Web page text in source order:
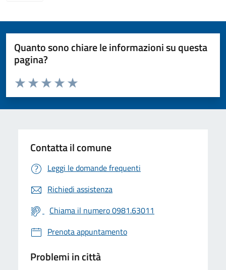
Quanto sono chiare le informazioni su questa
pagina?
Valuta da 1 a 5 stelle la pagina
Valuta 5 stelle su 5
Valuta 4 stelle su 5
Valuta 3 stelle su 5
Valuta 2 stelle su 5
Valuta 1 stelle su 5
Contatta il comune
Leggi le domande frequenti
Richiedi assistenza
Chiama il numero 0981.63011
Prenota appuntamento
Problemi in città